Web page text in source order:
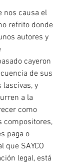
nos causa el
refrito donde
autores y
cayeron
de sus
lascivas, y
a la
como
compositores,
paga o
que SAYCO
legal, está